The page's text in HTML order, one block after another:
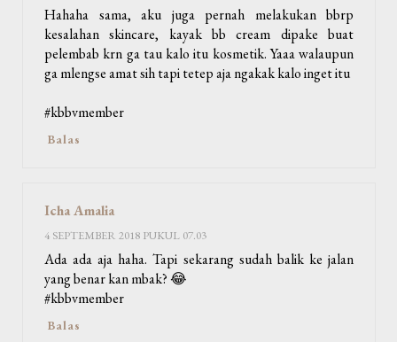
Hahaha sama, aku juga pernah melakukan bbrp
kesalahan skincare, kayak bb cream dipake buat
pelembab krn ga tau kalo itu kosmetik. Yaaa walaupun
ga mlengse amat sih tapi tetep aja ngakak kalo inget itu
#kbbvmember
Balas
Icha Amalia
4 SEPTEMBER 2018 PUKUL 07.03
Ada ada aja haha. Tapi sekarang sudah balik ke jalan
yang benar kan mbak? 😂
#kbbvmember
Balas